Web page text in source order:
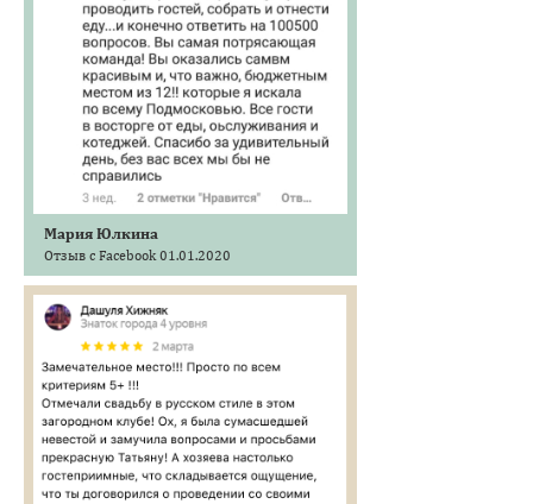
Мария Юлкина
Отзыв с Facebook 01.01.2020